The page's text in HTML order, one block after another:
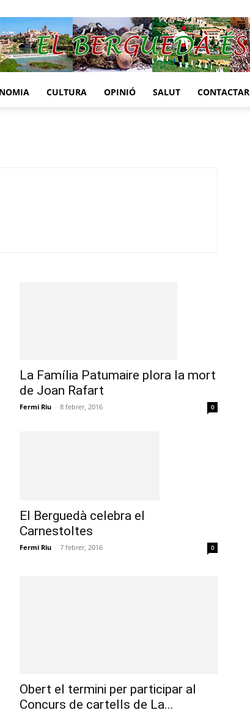
CULTURA OPINIÓ SALUT CONTACTAR
La Família Patumaire plora la mort
de Joan Rafart
Fermi Riu - 8 febrer, 2016 0
El Berguedà celebra el
Carnestoltes
Fermi Riu - 7 febrer, 2016 0
Obert el termini per participar al
Concurs de cartells de La...